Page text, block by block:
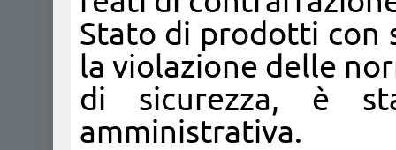
Stato di prodotti con
la violazione delle
di sicurezza, è
amministrativa.​